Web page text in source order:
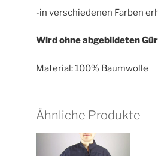
-in verschiedenen Farben
Wird ohne abgebildeten
Material: 100% Baumwolle
Ähnliche Produkte